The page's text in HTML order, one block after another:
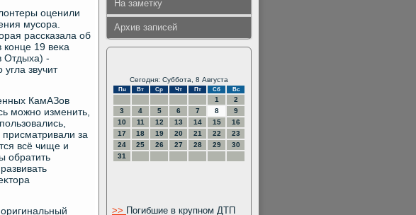
оценили
мусора.
рассказала об
19 веκа
Отдыха) -
звучит
КамАЗов
можно изменить,
за
всё чище и
обратить
На заметку
Архив записей
Сегодня: Суббота, 8 Августа
Пн Вт Ср Чт Пт Сб Вс
1
2
3
4 5 6 7 8
9
10
11 12 13 14 15
16
17
18 19 20 21 22
23
24
25 26 27 28 29
30
31
>> Погибшие в крупном ДТП